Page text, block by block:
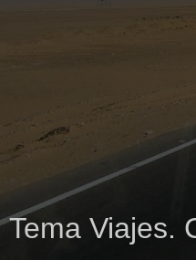
Tema Viajes.